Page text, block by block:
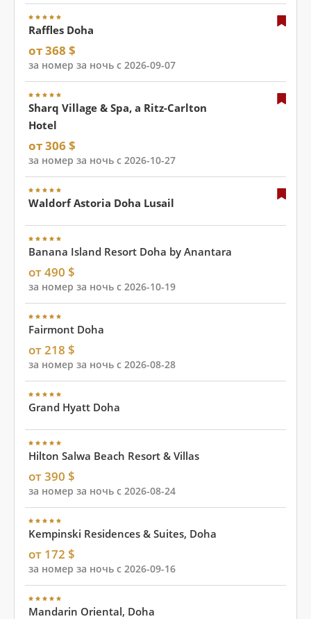
Raffles Doha
от 368 $
за номер за ночь с 2026-09-07
Sharq Village & Spa, a Ritz-Carlton
Hotel
от 306 $
за номер за ночь с 2026-10-27
Waldorf Astoria Doha Lusail
Banana Island Resort Doha by Anantara
от 490 $
за номер за ночь с 2026-10-19
Fairmont Doha
от 218 $
за номер за ночь с 2026-08-28
Grand Hyatt Doha
Hilton Salwa Beach Resort & Villas
от 390 $
за номер за ночь с 2026-08-24
Kempinski Residences & Suites, Doha
от 172 $
за номер за ночь с 2026-09-16
Mandarin Oriental, Doha